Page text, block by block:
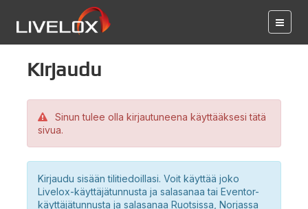
Kirjaudu
Sinun tulee olla kirjautuneena käyttääksesi tätä
sivua.
Kirjaudu sisään tilitiedoillasi. Voit käyttää joko
Livelox-käyttäjätunnusta ja salasanaa tai Eventor-
käyttäjätunnusta ja salasanaa Ruotsissa, Norjassa